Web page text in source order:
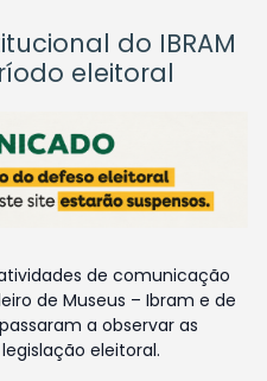
do IBRAM
eleitoral
de comunicação
de Museus – Ibram e de
a observar as
eleitoral.